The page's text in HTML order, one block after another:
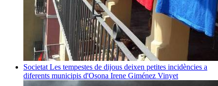
Societat Les tempestes de dijous deixen petites incidències a
diferents municipis d'Osona Irene Giménez Vinyet